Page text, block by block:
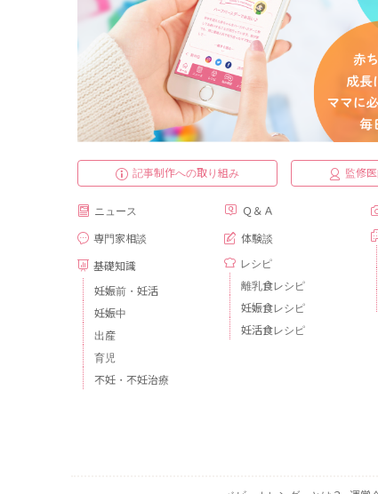
記事制作への取り組み 監修
ニュース
専門家相談
基礎知識
妊娠前・妊活
妊娠中
出産
育児
不妊・不妊治療
Ｑ＆Ａ
体験談
レシピ
離乳食レシピ
妊娠食レシピ
妊活食レシピ